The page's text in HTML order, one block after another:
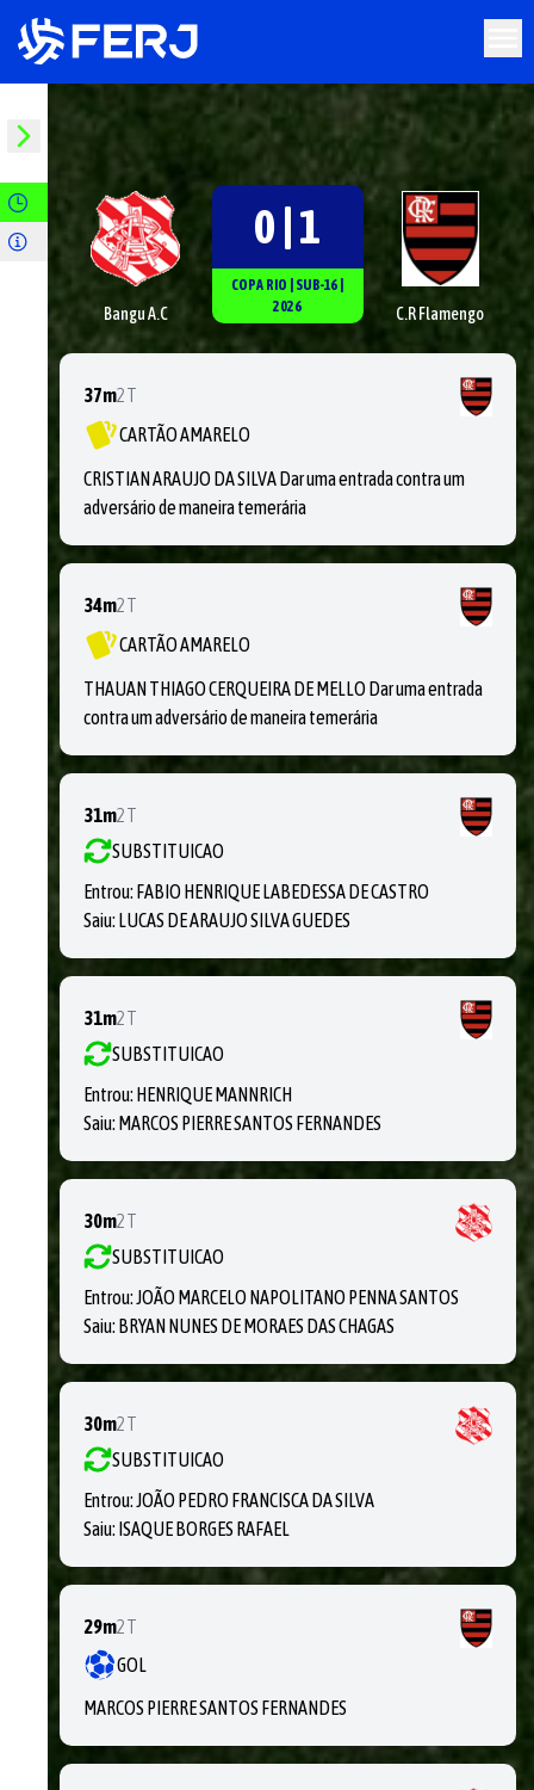
Bangu A.C
0 | 1
COPA RIO SUB-16
2026
C.R Flamengo
37m2T
CARTÃO AMARELO
CRISTIAN ARAUJO DA SILVA Dar uma entrada contra um
adversário de maneira temerária
34m2T
CARTÃO AMARELO
THAUAN THIAGO CERQUEIRA DE MELLO Dar uma entrada
contra um adversário de maneira temerária
31m2T
SUBSTITUICAO
Entrou: FABIO HENRIQUE LABEDESSA DE CASTRO
Saiu: LUCAS DE ARAUJO SILVA GUEDES
31m2T
SUBSTITUICAO
Entrou: HENRIQUE MANNRICH
Saiu: MARCOS PIERRE SANTOS FERNANDES
30m2T
SUBSTITUICAO
Entrou:JOÃO MARCELO NAPOLITANO PENNA SANTOS
Saiu: BRYAN NUNES DE MORAES DAS CHAGAS
30m2T
SUBSTITUICAO
Entrou:JOÃO PEDRO FRANCISCA DA SILVA
Saiu: ISAQUE BORGES RAFAEL
29m2T
GOL
MARCOS PIERRE SANTOS FERNANDES